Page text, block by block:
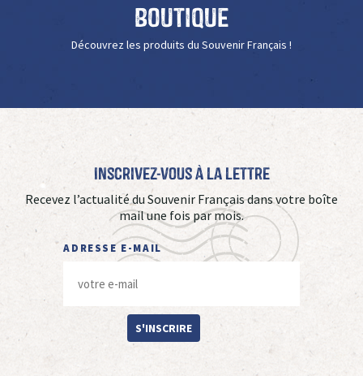
Boutique
Découvrez les produits du Souvenir Français !
Inscrivez-vous à La Lettre
Recevez l’actualité du Souvenir Français dans votre boîte
mail une fois par mois.
ADRESSE E-MAIL
S'INSCRIRE